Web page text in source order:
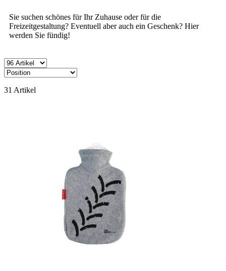
Sie suchen schönes für Ihr Zuhause oder für die
Freizeitgestaltung? Eventuell aber auch ein Geschenk? Hier
werden Sie fündig!
31 Artikel